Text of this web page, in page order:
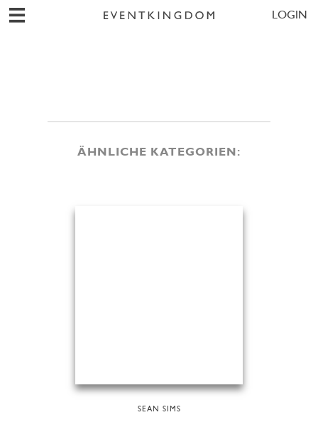
LOGIN
ÄHNLICHE KATEGORIEN:
SEAN SIMS